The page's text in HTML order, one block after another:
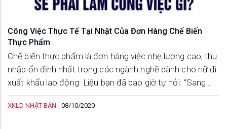
Công Việc Thực Tế Tại Nhật Của Đơn Hàng Chế Biến
Thực Phẩm
Chế biến thực phẩm là đơn hàng việc nhẹ lương cao, thu
nhập ổn định nhất trong các ngành nghề dành cho nữ đi
xuất khẩu lao động. Liệu bạn đã bao giờ tự hỏi: “Sang
Nhật theo đơn hàng thực phẩm mình sẽ phải làm những
công việc gì” hay chưa? Hãy để Nozomi Japan giải đáp
XKLD NHẬT BẢN - 08/10/2020